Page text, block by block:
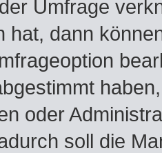
Umfrage
hat, dann
oder
soll die